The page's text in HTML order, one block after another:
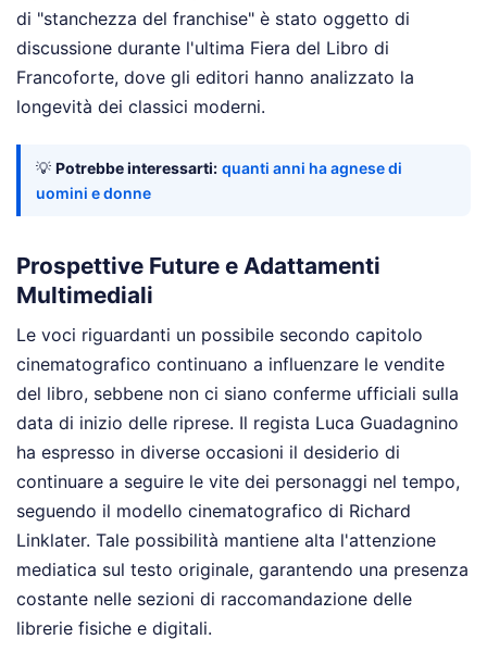
di "stanchezza del franchise" è stato oggetto di
discussione durante l'ultima Fiera del Libro di
Francoforte, dove gli editori hanno analizzato la
longevità dei classici moderni.
💡 Potrebbe interessarti: quanti anni ha agnese di
uomini e donne
Prospettive Future e Adattamenti
Multimediali
Le voci riguardanti un possibile secondo capitolo
cinematografico continuano a influenzare le vendite
del libro, sebbene non ci siano conferme ufficiali sulla
data di inizio delle riprese. Il regista Luca Guadagnino
ha espresso in diverse occasioni il desiderio di
continuare a seguire le vite dei personaggi nel tempo,
seguendo il modello cinematografico di Richard
Linklater. Tale possibilità mantiene alta l'attenzione
mediatica sul testo originale, garantendo una presenza
costante nelle sezioni di raccomandazione delle
librerie fisiche e digitali.